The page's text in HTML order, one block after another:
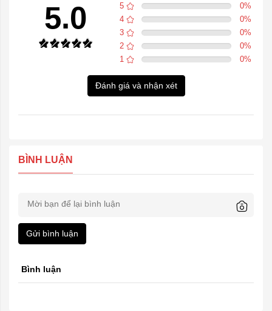
5.0 5 0%
4
0%
3
0%
2
0%
1
0%
Đánh giá và nhận xét
BÌNH LUẬN
Gửi bình luận
Bình luận